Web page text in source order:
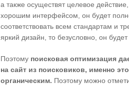
а также осуществят целевое
хорошим интерфейсом, он будет
соответствовать всем стандартам и
яркий дизайн, то безусловно, он
Поэтому поисковая оптимизация
на сайт из поисковиков, именно
органическим. Поэтому можно